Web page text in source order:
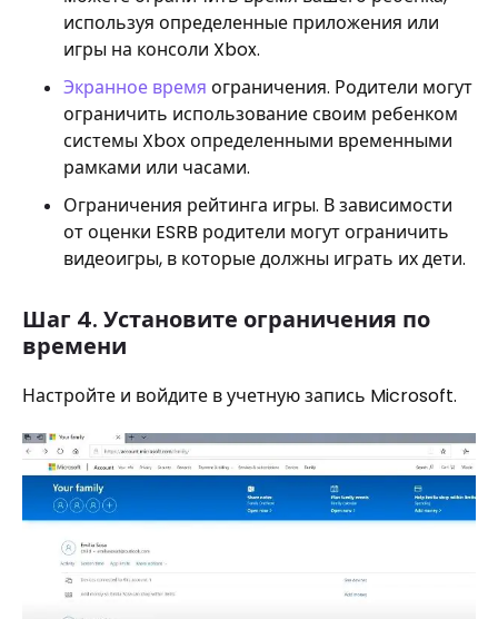
используя определенные приложения или
игры на консоли Xbox.
Экранное время ограничения. Родители могут
ограничить использование своим ребенком
системы Xbox определенными временными
рамками или часами.
Ограничения рейтинга игры. В зависимости
от оценки ESRB родители могут ограничить
видеоигры, в которые должны играть их дети.
Шаг 4. Установите ограничения по
времени
Настройте и войдите в учетную запись Microsoft.